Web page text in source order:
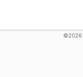
©2026